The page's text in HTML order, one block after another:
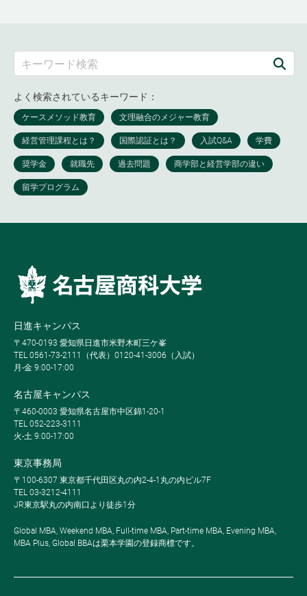
よく検索されているキーワード：
日進キャンパス
〒470-0193 愛知県日進市米野木町三ケ峯
TEL 0561-73-2111（代表）0120-41-3006（入試）
月-金 9:00-17:00
名古屋キャンパス
〒460-0003 愛知県名古屋市中区錦1-20-1
TEL 052-223-3111
火-土 9:00-17:00
東京事務局
〒100-6307 東京都千代田区丸の内2-4-1丸の内ビル7F
TEL 03-3212-4111
JR東京駅丸の内南口より徒歩1分
Global MBA, Weekend MBA, Full-time MBA, Part-time MBA, Evening MBA,
MBA Plus, Global BBAは栗本学園の登録商標です。